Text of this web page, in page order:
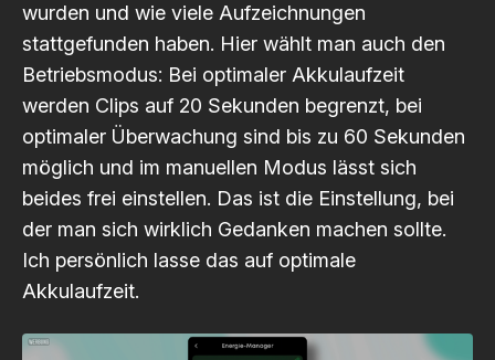
wurden und wie viele Aufzeichnungen
stattgefunden haben. Hier wählt man auch den
Betriebsmodus: Bei optimaler Akkulaufzeit
werden Clips auf 20 Sekunden begrenzt, bei
optimaler Überwachung sind bis zu 60 Sekunden
möglich und im manuellen Modus lässt sich
beides frei einstellen. Das ist die Einstellung, bei
der man sich wirklich Gedanken machen sollte.
Ich persönlich lasse das auf optimale
Akkulaufzeit.